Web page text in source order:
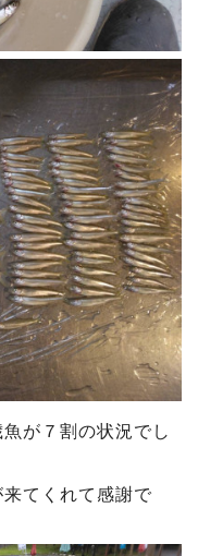
が７割の状況でし
てくれて感謝で